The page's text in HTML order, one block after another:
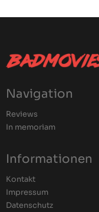
Navigation
Reviews
In memoriam
Informationen
Kontakt
Impressum
Datenschutz